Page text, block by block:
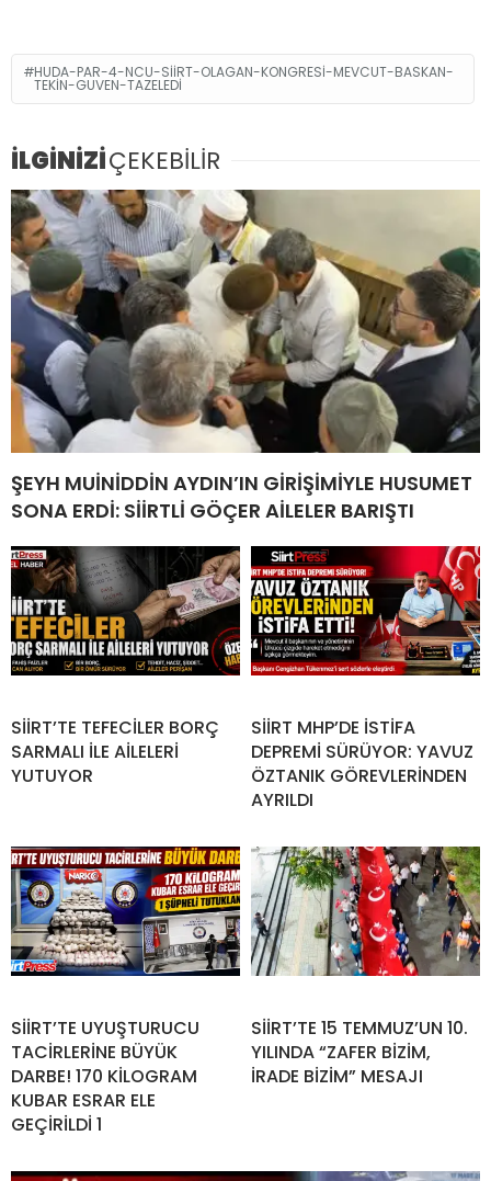
HUDA-PAR-4-NCU-SIIRT-OLAGAN-KONGRESI-MEVCUT-BASKAN-
TEKIN-GUVEN-TAZELEDI
İLGİNİZİÇEKEBİLİR
ŞEYH MUİNİDDİN AYDIN’IN GİRİŞİMİYLE HUSUMET
SONA ERDİ: SİİRTLİ GÖÇER AİLELER BARIŞTI
SİİRT’TE TEFECİLER BORÇ
SARMALI İLE AİLELERİ
YUTUYOR
SİİRT MHP’DE İSTİFA
DEPREMİ SÜRÜYOR: YAVUZ
ÖZTANIK GÖREVLERİNDEN
AYRILDI
SİİRT’TE UYUŞTURUCU
TACİRLERİNE BÜYÜK
DARBE! 170 KİLOGRAM
KUBAR ESRAR ELE
GEÇİRİLDİ 1
SİİRT’TE 15 TEMMUZ’UN 10.
YILINDA “ZAFER BİZİM,
İRADE BİZİM” MESAJI